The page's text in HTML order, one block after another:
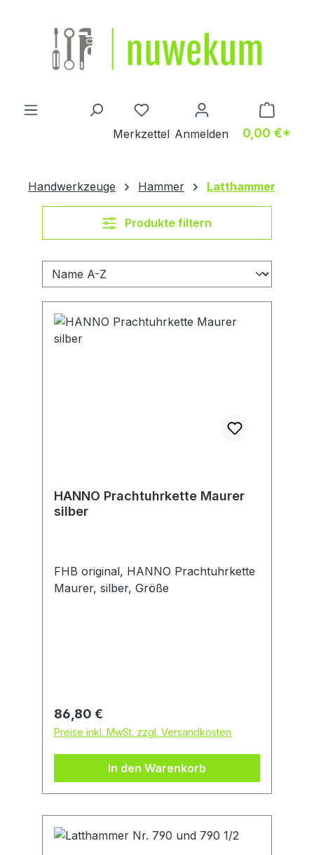
Du hast 0 Produkte auf dem
Merkzettel Anmelden 0,00 €*
Handwerkzeuge Hammer Latthammer
Produkte filtern
HANNO Prachtuhrkette Maurer
silber
FHB original, HANNO Prachtuhrkette
Maurer, silber, Größe
Regulärer Preis:
86,80 €
Preise inkl. MwSt. zzgl. Versandkosten
In den Warenkorb